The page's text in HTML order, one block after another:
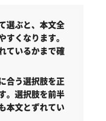
選ぶと、本文全
くなります。
ているかまで確
合う選択肢を正
。選択肢を前半
本文とずれてい